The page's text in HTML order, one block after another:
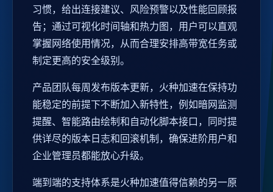
习惯，给出连接建议、风险预警以及性能回顾报
告；通过可视化时间轴和热力图，用户可以直观
掌握网络使用情况，从而合理安排高带宽任务或
制定更高的安全级别。
产品团队每周发布版本更新，火种加速在保持功
能稳定的前提下不断加入新特性，例如暗网监测
提醒、智能路由绘制和自动化脚本接口，同时提
供详尽的版本日志和回滚机制，确保进阶用户和
企业管理员都能放心升级。
端到端的支持体系是火种加速值得信赖的另一原